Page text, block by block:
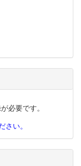
必要です。
い。